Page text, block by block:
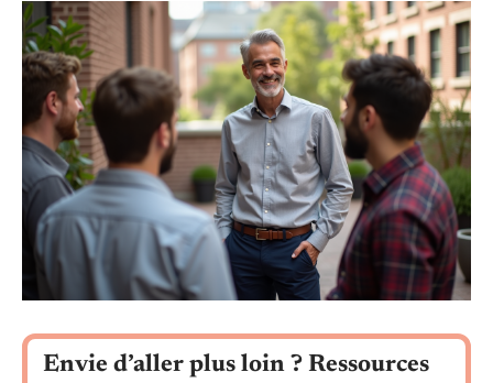
Envie d’aller plus loin ? Ressources